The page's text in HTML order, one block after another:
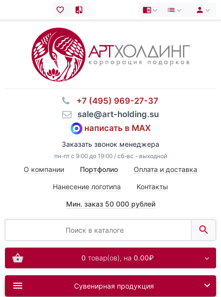
⠀+7 (495) 969-27-37
⠀sale@art-holding.su
написать в MAX
Заказать звонок менеджера
пн-пт с 9:00 до 19:00 / сб-вс - выходной
О компании Портфолио Оплата и доставка
Нанесение логотипа Контакты
Мин. заказ 50 000 рублей
0 товар(ов), на 0.00₽
Сувенирная продукция